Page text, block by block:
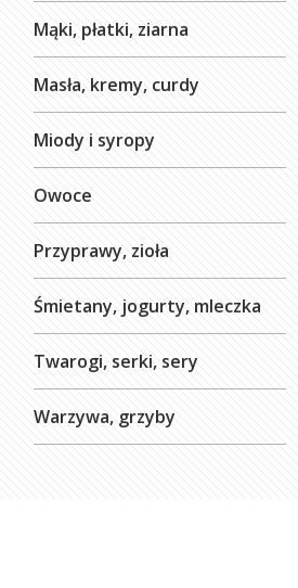
Mąki, płatki, ziarna
Masła, kremy, curdy
Miody i syropy
Owoce
Przyprawy, zioła
Śmietany, jogurty, mleczka
Twarogi, serki, sery
Warzywa, grzyby